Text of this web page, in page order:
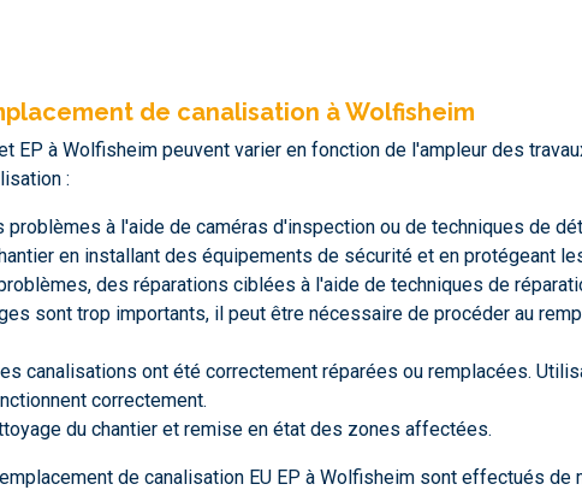
de canalisation à Wolfisheim
EP à Wolfisheim peuvent varier en fonction de l'ampleur des
:
à l'aide de caméras d'inspection ou de techniques de
en installant des équipements de sécurité et en protégeant
des réparations ciblées à l'aide de techniques de
sont trop importants, il peut être nécessaire de procéder au
canalisations ont été correctement réparées ou remplacées.
correctement.
du chantier et remise en état des zones affectées.
de canalisation EU EP à Wolfisheim sont effectués